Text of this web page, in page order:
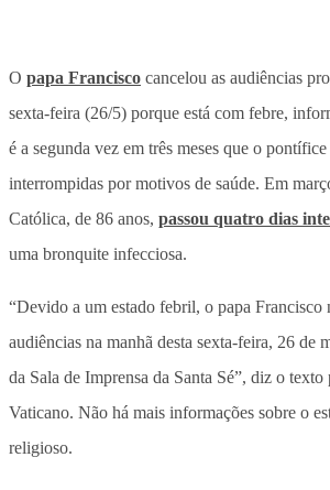
O papa Francisco cancelou as audiências
sexta-feira (26/5) porque está com febre,
é a segunda vez em três meses que o
interrompidas por motivos de saúde. Em
Católica, de 86 anos, passou quatro dias
uma bronquite infecciosa.
“Devido a um estado febril, o papa Francisco
audiências na manhã desta sexta-feira, 26 de
da Sala de Imprensa da Santa Sé”, diz o
Vaticano. Não há mais informações sobre o
religioso.